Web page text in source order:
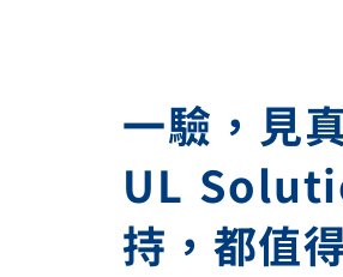
一驗，見
UL
持，都值